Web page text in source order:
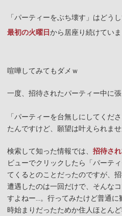
「パーティーをぶち壊す」はどう
最初の火曜日から居座り続けてい
喧嘩してみてもダメｗ
一度、招待されたパーティー中に
「パーティーを台無しにしてくだ
たんですけど、願望は叶えられま
検索して知った情報では、招待さ
ビューでクリックしたら「パーテ
てくるとのことだったのですが、
遭遇したのは一回だけで、そんな
すよねー…。行ってみたけど普通
時始まりだったためか住人ほとん